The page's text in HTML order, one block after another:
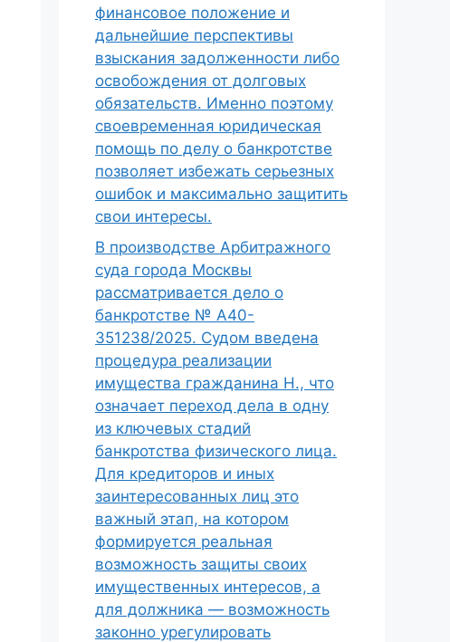
финансовое положение и
дальнейшие перспективы
взыскания задолженности либо
освобождения от долговых
обязательств. Именно поэтому
своевременная юридическая
помощь по делу о банкротстве
позволяет избежать серьезных
ошибок и максимально защитить
свои интересы.
В производстве Арбитражного
суда города Москвы
рассматривается дело о
банкротстве № А40-
351238/2025. Судом введена
процедура реализации
имущества гражданина Н., что
означает переход дела в одну
из ключевых стадий
банкротства физического лица.
Для кредиторов и иных
заинтересованных лиц это
важный этап, на котором
формируется реальная
возможность защиты своих
имущественных интересов, а
для должника — возможность
законно урегулировать